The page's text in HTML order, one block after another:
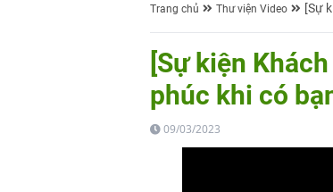
Trang chủ Thư viện Video [Sự
[Sự kiện
phúc khi có
09/03/2023